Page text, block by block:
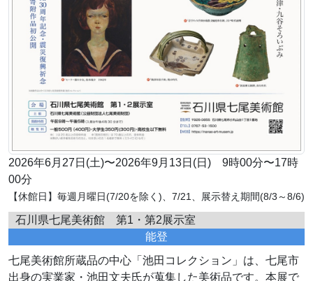
2026年6月27日(土)〜2026年9月13日(日) 9時00分〜17時
00分
【休館日】毎週月曜日(7/20を除く)、7/21、展示替え期間(8/3～8/6)
石川県七尾美術館 第1・第2展示室
能登
七尾美術館所蔵品の中心「池田コレクション」は、七尾市
出身の実業家・池田文夫氏が蒐集した美術品です。本展で